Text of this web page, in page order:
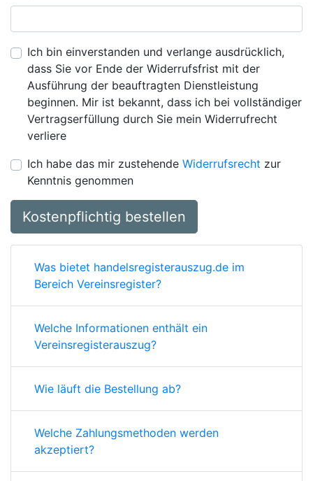
Ich bin einverstanden und verlange ausdrücklich,
dass Sie vor Ende der Widerrufsfrist mit der
Ausführung der beauftragten Dienstleistung
beginnen. Mir ist bekannt, dass ich bei vollständiger
Vertragserfüllung durch Sie mein Widerrufrecht
verliere
Ich habe das mir zustehende Widerrufsrecht zur
Kenntnis genommen
Kostenpflichtig bestellen
Was bietet handelsregisterauszug.de im
Bereich Vereinsregister?
Welche Informationen enthält ein
Vereinsregisterauszug?
Wie läuft die Bestellung ab?
Welche Zahlungsmethoden werden
akzeptiert?